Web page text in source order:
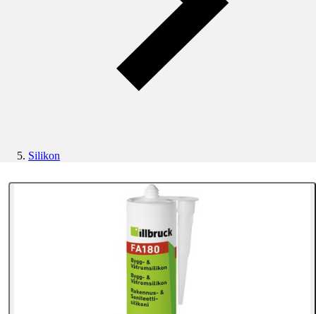
Silikon